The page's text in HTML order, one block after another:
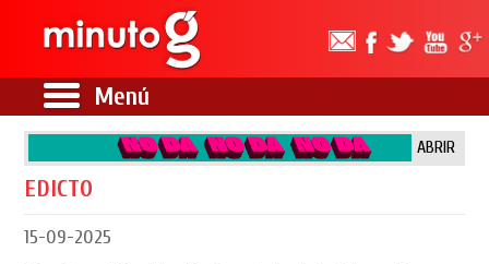
Menú
ABRIR
EDICTO
15-09-2025